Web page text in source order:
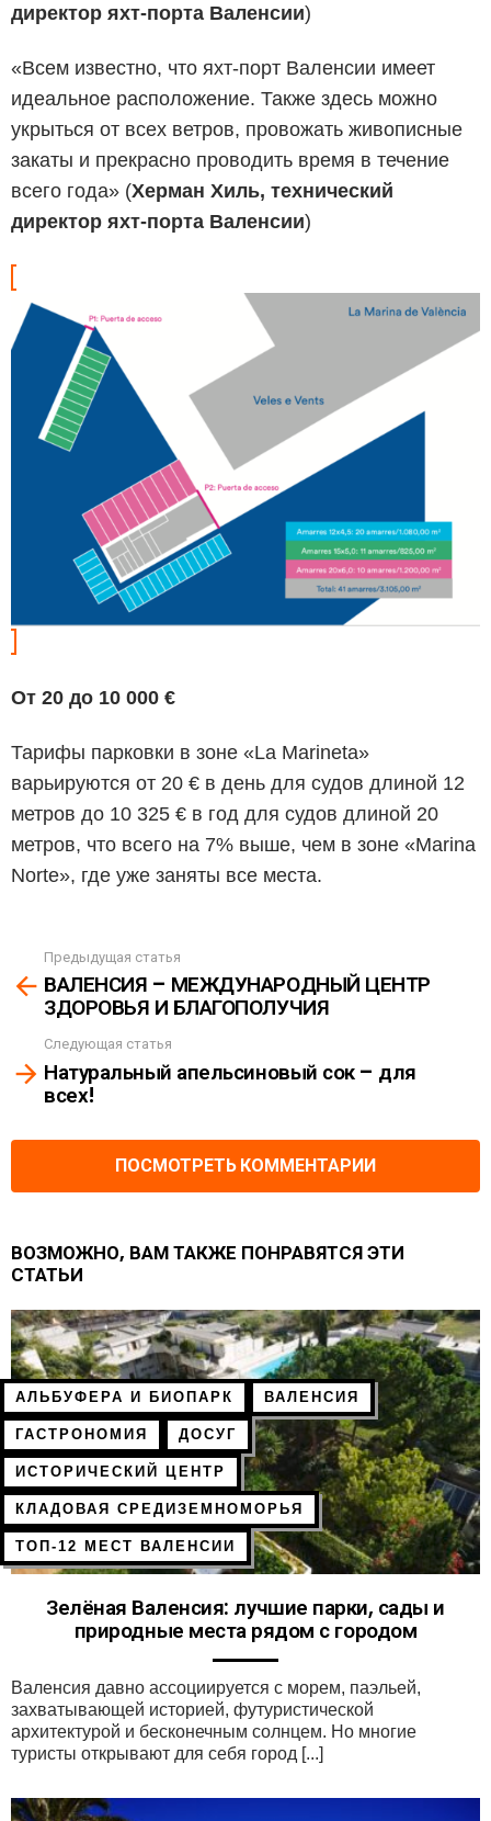
директор яхт-порта Валенсии)
«Всем известно, что яхт-порт Валенсии имеет
идеальное расположение. Также здесь можно
укрыться от всех ветров, провожать живописные
закаты и прекрасно проводить время в течение
всего года» (Херман Хиль, технический
директор яхт-порта Валенсии)
От 20 до 10 000 €
Тарифы парковки в зоне «La Marineta»
варьируются от 20 € в день для судов длиной 12
метров до 10 325 € в год для судов длиной 20
метров, что всего на 7% выше, чем в зоне «Marina
Norte», где уже заняты все места.
See
more
Предыдущая статья
ВАЛЕНСИЯ – МЕЖДУНАРОДНЫЙ ЦЕНТР
ЗДОРОВЬЯ И БЛАГОПОЛУЧИЯ
Следующая статья
Натуральный апельсиновый сок – для
всех!
ПОСМОТРЕТЬ КОММЕНТАРИИ
ВОЗМОЖНО, ВАМ ТАКЖЕ ПОНРАВЯТСЯ ЭТИ
СТАТЬИ
АЛЬБУФЕРА И БИОПАРК ВАЛЕНСИЯ
ГАСТРОНОМИЯ ДОСУГ
ИСТОРИЧЕСКИЙ ЦЕНТР
КЛАДОВАЯ СРЕДИЗЕМНОМОРЬЯ
ТОП-12 МЕСТ ВАЛЕНСИИ
Зелёная Валенсия: лучшие парки, сады и
природные места рядом с городом
Валенсия давно ассоциируется с морем, паэльей,
захватывающей историей, футуристической
архитектурой и бесконечным солнцем. Но многие
туристы открывают для себя город [...]